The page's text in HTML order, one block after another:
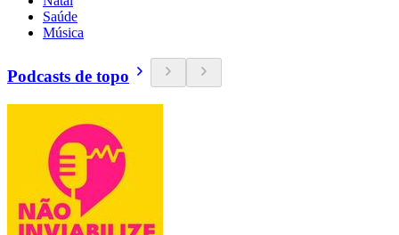
Saúde
Música
Podcasts de topo